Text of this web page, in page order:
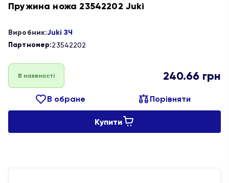
Пружина ножа 23542202 Juki
Виробник:Juki ЗЧ
Партномер:23542202
В наявності 240.66 грн
В обране Порівняти
Купити